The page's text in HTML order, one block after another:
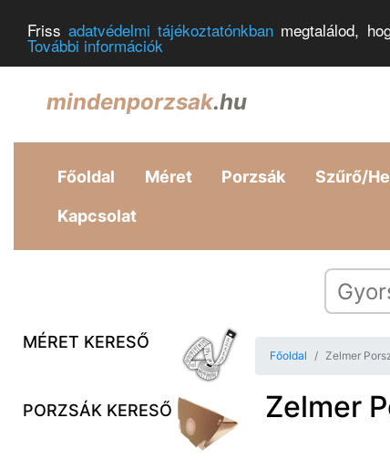
Frissadatvédelmi tájékoztatónkban megtalálod,
További információk
mindenporzsak.hu
Főoldal Méret Porzsák Szűrő/
Kapcsolat
MÉRET KERESŐ
PORZSÁK KERESŐ
Főoldal Zelmer
Zelmer